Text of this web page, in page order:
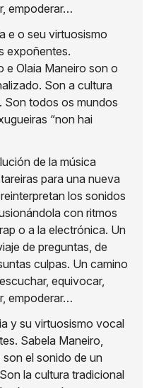
empoderar…
e o seu virtuosismo
expoñentes.
e Olaia Maneiro son o
Son a cultura
Son todos os mundos
“non hai
de la música
para una nueva
los sonidos
con ritmos
o a la electrónica. Un
de preguntas, de
culpas. Un camino
equivocar,
empoderar…
y su virtuosismo vocal
Sabela Maneiro,
el sonido de un
la cultura tradicional